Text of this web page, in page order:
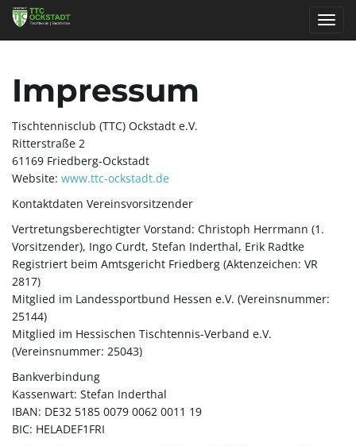
Impressum
Tischtennisclub (TTC) Ockstadt e.V.
Ritterstraße 2
61169 Friedberg-Ockstadt
Website: www.ttc-ockstadt.de
Kontaktdaten Vereinsvorsitzender
Vertretungsberechtigter Vorstand: Christoph Herrmann (1.
Vorsitzender), Ingo Curdt, Stefan Inderthal, Erik Radtke
Registriert beim Amtsgericht Friedberg (Aktenzeichen: VR
2817)
Mitglied im Landessportbund Hessen e.V. (Vereinsnummer:
25144)
Mitglied im Hessischen Tischtennis-Verband e.V.
(Vereinsnummer: 25043)
Bankverbindung
Kassenwart: Stefan Inderthal
IBAN: DE32 5185 0079 0062 0011 19
BIC: HELADEF1FRI